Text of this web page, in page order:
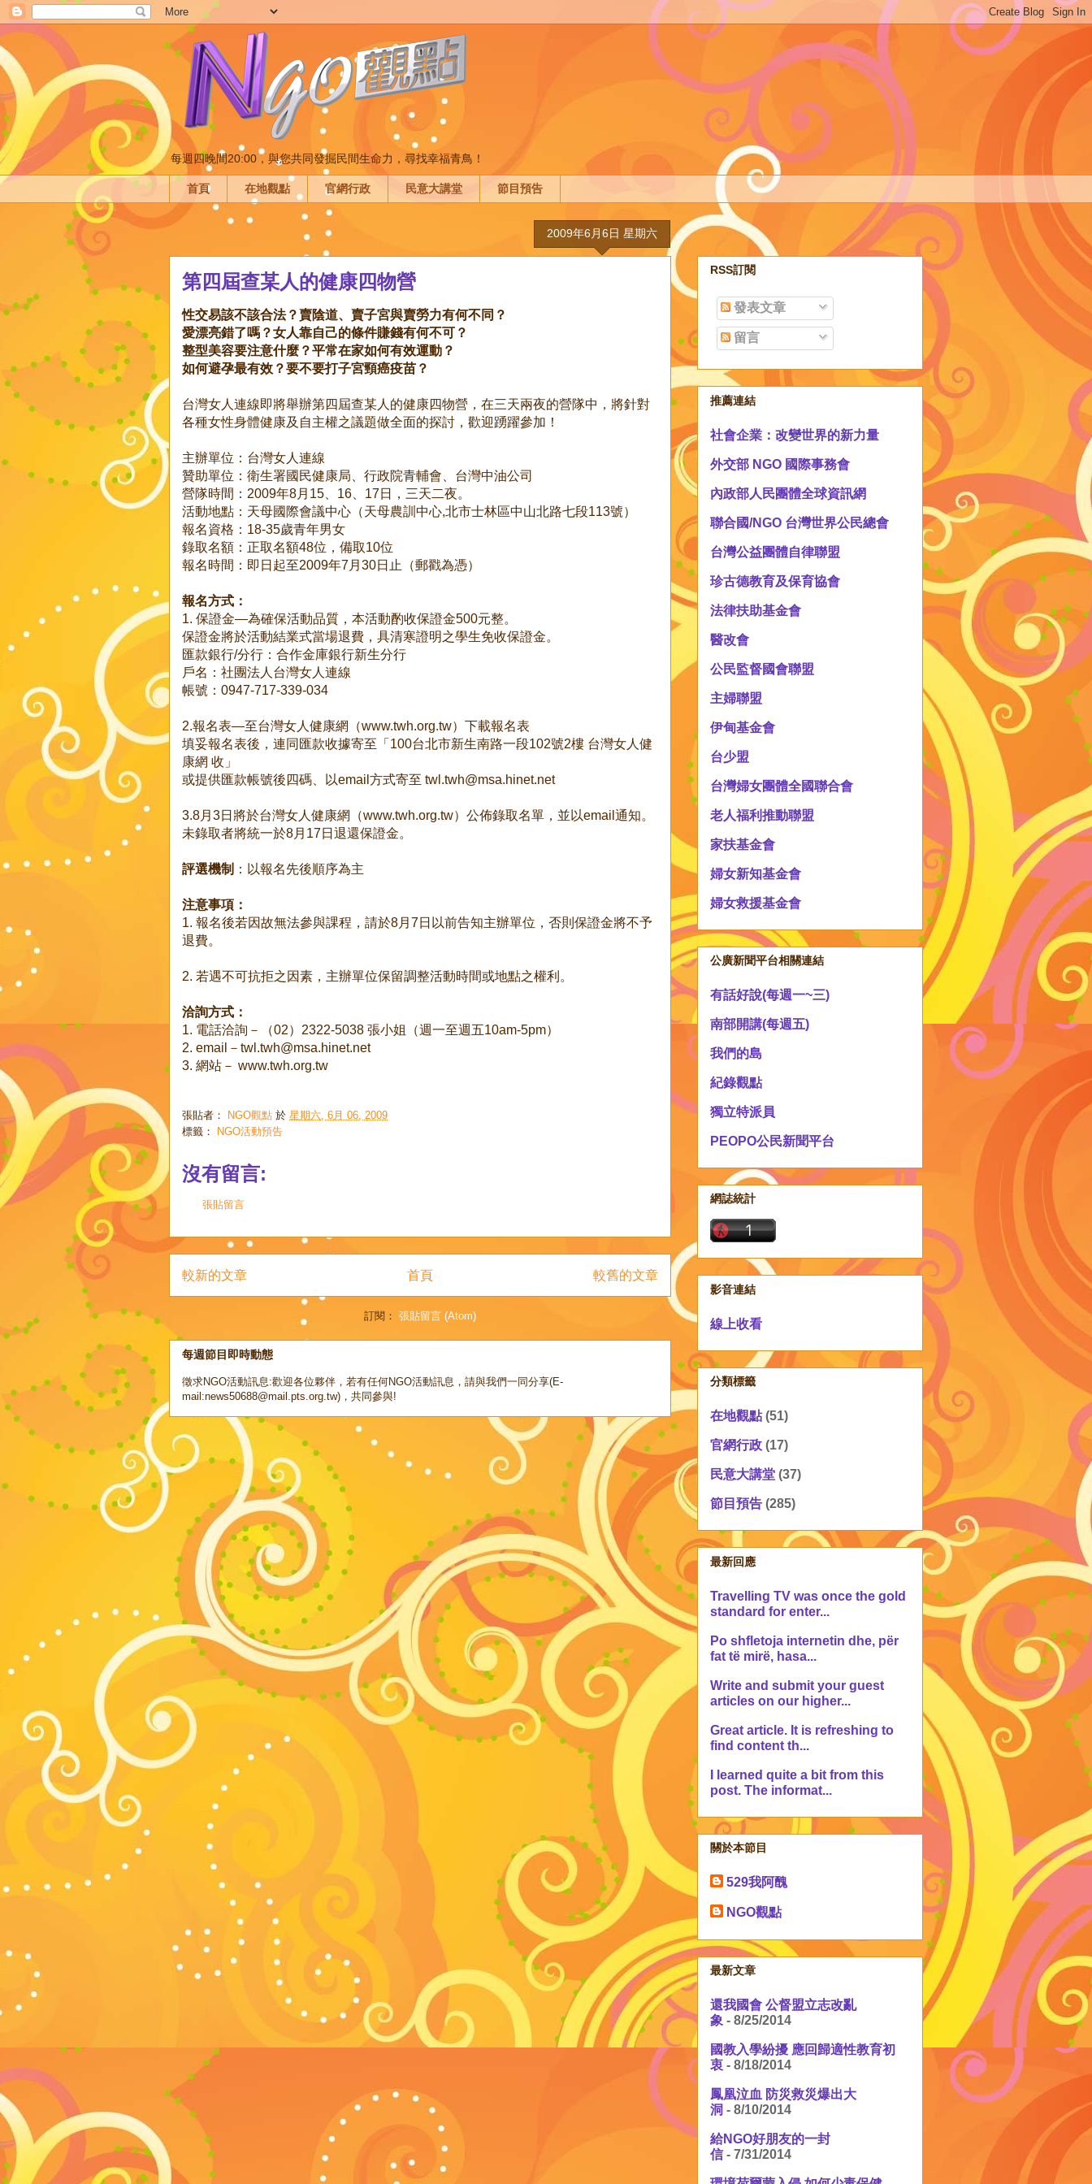
每週四晚間20:00，與您共同發掘民間生命力，尋找幸福青鳥！
首頁 在地觀點 官網行政 民意大講堂 節目預告
2009年6月6日 星期六
第四屆查某人的健康四物營
性交易該不該合法？賣陰道、賣子宮與賣勞力有何不同？
愛漂亮錯了嗎？女人靠自己的條件賺錢有何不可？
整型美容要注意什麼？平常在家如何有效運動？
如何避孕最有效？要不要打子宮頸癌疫苗？
台灣女人連線即將舉辦第四屆查某人的健康四物營，在三天兩夜的營隊中，將針對
各種女性身體健康及自主權之議題做全面的探討，歡迎踴躍參加！
主辦單位：台灣女人連線
贊助單位：衛生署國民健康局、行政院青輔會、台灣中油公司
營隊時間：2009年8月15、16、17日，三天二夜。
活動地點：天母國際會議中心（天母農訓中心,北市士林區中山北路七段113號）
報名資格：18-35歲青年男女
錄取名額：正取名額48位，備取10位
報名時間：即日起至2009年7月30日止（郵戳為憑）
報名方式：
1. 保證金—為確保活動品質，本活動酌收保證金500元整。
保證金將於活動結業式當場退費，具清寒證明之學生免收保證金。
匯款銀行/分行：合作金庫銀行新生分行
戶名：社團法人台灣女人連線
帳號：0947-717-339-034
2.報名表—至台灣女人健康網（www.twh.org.tw）下載報名表
填妥報名表後，連同匯款收據寄至「100台北市新生南路一段102號2樓 台灣女人健
康網 收」
或提供匯款帳號後四碼、以email方式寄至 twl.twh@msa.hinet.net
3.8月3日將於台灣女人健康網（www.twh.org.tw）公佈錄取名單，並以email通知。
未錄取者將統一於8月17日退還保證金。
評選機制 ：以報名先後順序為主
注意事項：
1. 報名後若因故無法參與課程，請於8月7日以前告知主辦單位，否則保證金將不予
退費。
2. 若遇不可抗拒之因素，主辦單位保留調整活動時間或地點之權利。
洽詢方式：
1. 電話洽詢－（02）2322-5038 張小姐（週一至週五10am-5pm）
2. email－twl.twh@msa.hinet.net
3. 網站－ www.twh.org.tw
張貼者： NGO觀點 於 星期六, 6月 06, 2009
標籤：
NGO活動預告
沒有留言:
張貼留言
較新的文章 較舊的文章
首頁
訂閱： 張貼留言 (Atom)
每週節目即時動態
徵求NGO活動訊息:歡迎各位夥伴，若有任何NGO活動訊息，請與我們一同分享(E-
mail:news50688@mail.pts.org.tw)，共同參與!
RSS訂閱
發表文章
留言
推薦連結
社會企業：改變世界的新力量
外交部 NGO 國際事務會
內政部人民團體全球資訊網
聯合國/NGO 台灣世界公民總會
台灣公益團體自律聯盟
珍古德教育及保育協會
法律扶助基金會
醫改會
公民監督國會聯盟
主婦聯盟
伊甸基金會
台少盟
台灣婦女團體全國聯合會
老人福利推動聯盟
家扶基金會
婦女新知基金會
婦女救援基金會
公廣新聞平台相關連結
有話好說(每週一~三)
南部開講(每週五)
我們的島
紀錄觀點
獨立特派員
PEOPO公民新聞平台
網誌統計
影音連結
線上收看
分類標籤
在地觀點 (51)
官網行政 (17)
民意大講堂 (37)
節目預告 (285)
最新回應
Travelling TV was once the gold
standard for enter...
Po shfletoja internetin dhe, për
fat të mirë, hasa...
Write and submit your guest
articles on our higher...
Great article. It is refreshing to
find content th...
I learned quite a bit from this
post. The informat...
關於本節目
529我阿醜
NGO觀點
最新文章
還我國會 公督盟立志改亂
象 - 8/25/2014
國教入學紛擾 應回歸適性教育初
衷 - 8/18/2014
鳳凰泣血 防災救災爆出大
洞 - 8/10/2014
給NGO好朋友的一封
信 - 7/31/2014